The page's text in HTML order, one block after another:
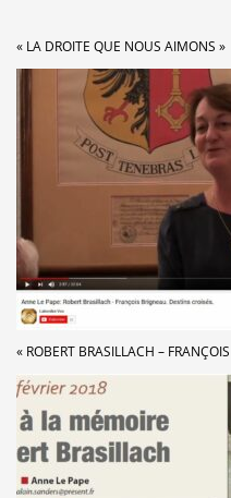
« LA DROITE QUE NOUS AIMONS »
« ROBERT BRASILLACH –